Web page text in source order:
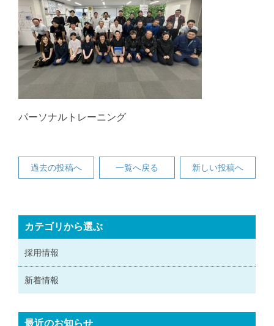
パーソナルトレーニング
過去の投稿へ 一覧へ戻る 新しい投稿へ
カテゴリから選ぶ
採用情報
新着情報
最近のお知らせ